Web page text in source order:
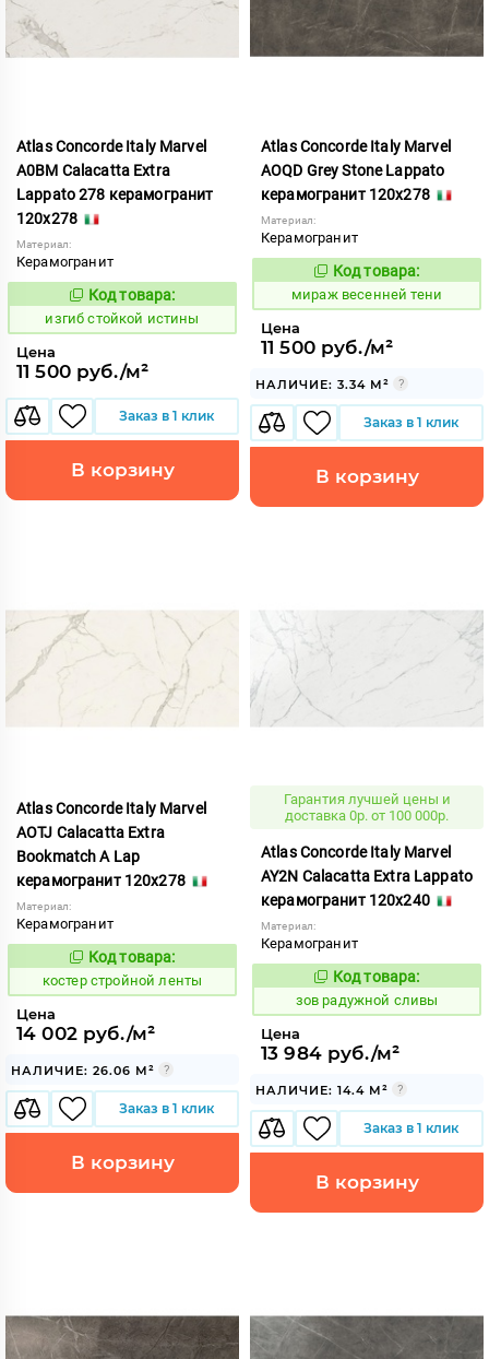
Atlas Concorde Italy Marvel
A0BM Calacatta Extra
Lappato 278 керамогранит
120x278
Материал:
Керамогранит
574786
Код товара:
изгиб стойкой истины
Цена
11 500 руб./м²
Заказ в 1 клик
В корзину
Atlas Concorde Italy Marvel
AOQD Grey Stone Lappato
керамогранит 120x278
Материал:
Керамогранит
985728
Код товара:
мираж весенней тени
Цена
11 500 руб./м²
НАЛИЧИЕ: 3.34 М²
Заказ в 1 клик
В корзину
Atlas Concorde Italy Marvel
AOTJ Calacatta Extra
Bookmatch A Lap
керамогранит 120x278
Материал:
Керамогранит
808043
Код товара:
костер стройной ленты
Цена
14 002 руб./м²
НАЛИЧИЕ: 26.06 М²
Заказ в 1 клик
В корзину
Гарантия лучшей цены и
доставка 0р. от 100 000р.
Atlas Concorde Italy Marvel
AY2N Calacatta Extra Lappato
керамогранит 120x240
Материал:
Керамогранит
509511
Код товара:
зов радужной сливы
Цена
13 984 руб./м²
НАЛИЧИЕ: 14.4 М²
Заказ в 1 клик
В корзину